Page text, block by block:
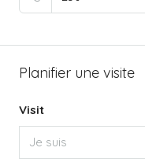
Planifier une visite
Visit
Je suis